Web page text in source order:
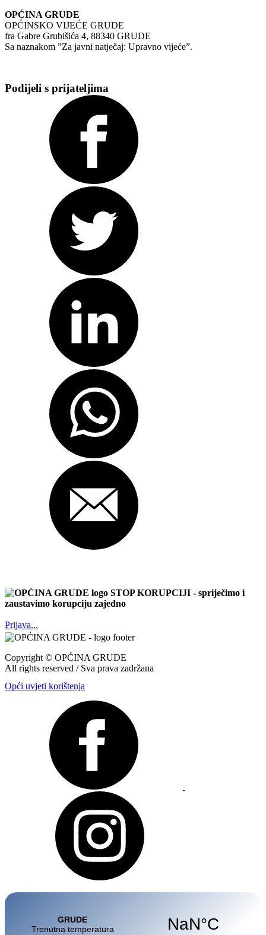
OPĆINA GRUDE
OPĆINSKO VIJEĆE GRUDE
fra Gabre Grubišića 4, 88340 GRUDE
Sa naznakom ”Za javni natječaj: Upravno vijeće”.
Podijeli s prijateljima
STOP KORUPCIJI - spriječimo i
zaustavimo korupciju zajedno
Prijava...
Copyright © OPĆINA GRUDE
All rights reserved / Sva prava zadržana
Opći uvjeti korištenja